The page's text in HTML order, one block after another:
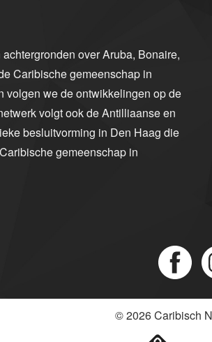
over Aruba, Bonaire,
Caribische gemeenschap in
volgen we de ontwikkelingen op de
volgt ook de Antilliaanse en
besluitvorming in Den Haag die
gemeenschap in
© 2026Caribisch